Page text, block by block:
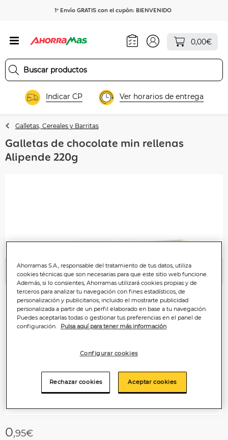
1º Envío GRATIS con el cupón: BIENVENIDO
0,00€
Indicar CP Ver horarios de entrega
Galletas, Cereales y Barritas
Galletas de chocolate min rellenas
Alipende 220g
Anterior
0,95€
Ahorramas S.A., responsable del tratamiento de tus datos, utiliza
cookies técnicas que son necesarias para que este sitio web funcione.
Además, si lo consientes, Ahorramas utilizará cookies propias y de
terceros para analizar tu navegación con fines estadísticos, de
personalización y publicitarios, incluido el mostrarte publicidad
personalizada a partir de un perfil elaborado en base a tu navegación.
Puedes aceptarlas todas o gestionar tus preferencias en el panel de
configuración.
Pulsa aquí para tener más información
Configurar cookies
Rechazar cookies Aceptar cookies